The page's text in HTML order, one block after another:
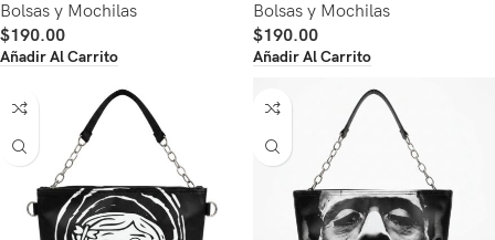
Bolsas y Mochilas
$190.00
Añadir Al Carrito
Bolsas y Mochilas
$190.00
Añadir Al Carrito